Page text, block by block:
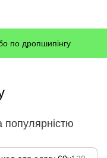
по дропшипінгу
популярністю